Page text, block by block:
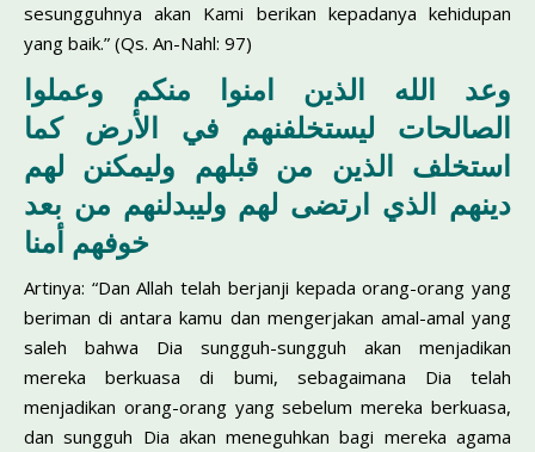
sesungguhnya akan Kami berikan kepadanya kehidupan
yang baik.” (Qs. An-Nahl: 97)
وعد الله الذين امنوا منكم وعملوا
الصالحات ليستخلفنهم في الأرض كما
استخلف الذين من قبلهم وليمكنن لهم
دينهم الذي ارتضى لهم وليبدلنهم من بعد
خوفهم أمنا
Artinya: “Dan Allah telah berjanji kepada orang-orang yang
beriman di antara kamu dan mengerjakan amal-amal yang
saleh bahwa Dia sungguh-sungguh akan menjadikan
mereka berkuasa di bumi, sebagaimana Dia telah
menjadikan orang-orang yang sebelum mereka berkuasa,
dan sungguh Dia akan meneguhkan bagi mereka agama